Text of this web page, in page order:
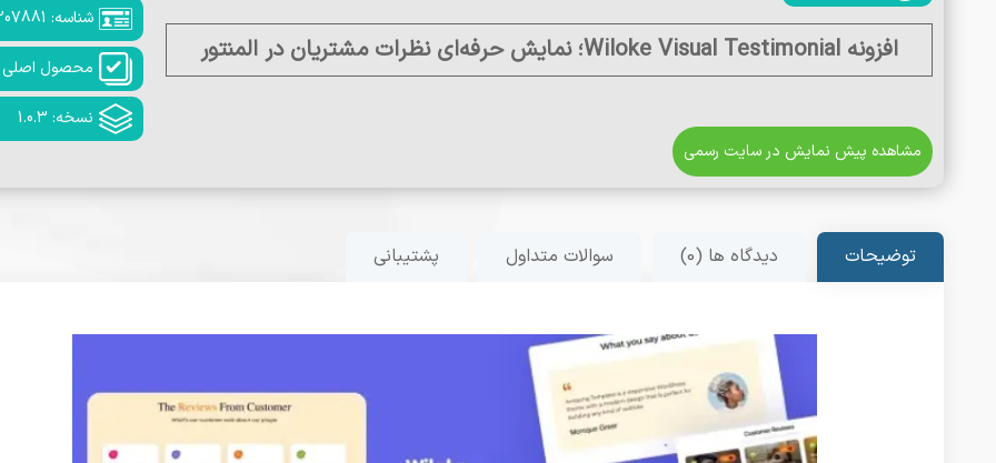
افزونه Wiloke Visual Testimonial؛ نمایش حرفه‌ای نظرات مشتریان در المنتور
مشاهده پیش نمایش در سایت رسمی
شناسه: 207881
محصول اصلی
نسخه: 1.0.3
توضیحات دیدگاه ها (0) سوالات متداول پشتیبانی